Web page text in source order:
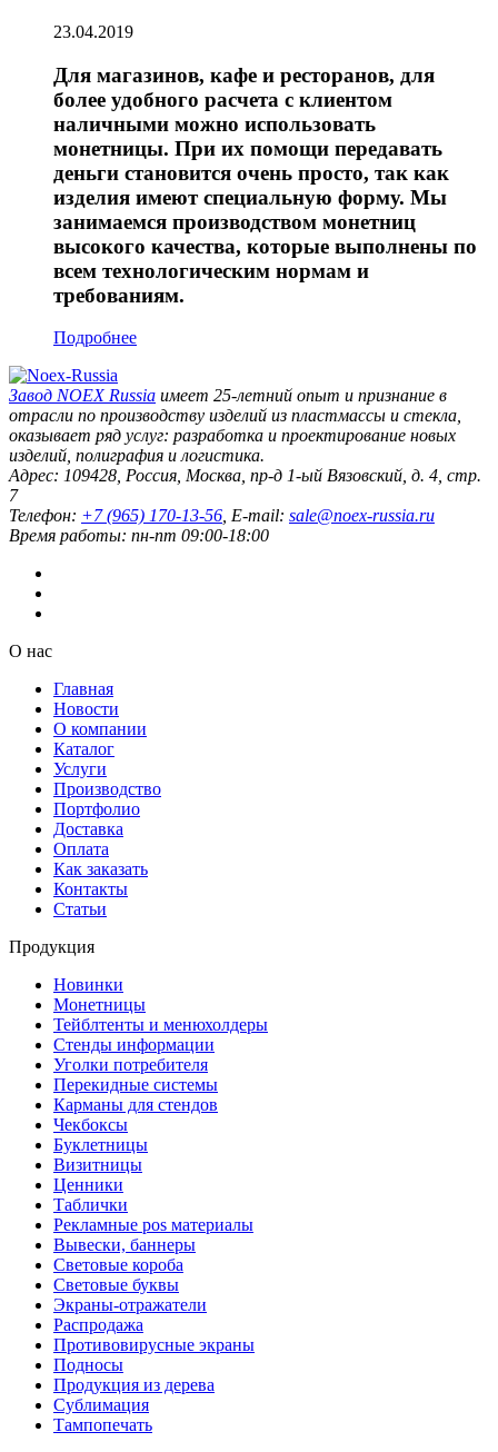
23.04.2019
Для магазинов, кафе и ресторанов, для
более удобного расчета с клиентом
наличными можно использовать
монетницы. При их помощи передавать
деньги становится очень просто, так как
изделия имеют специальную форму. Мы
занимаемся производством монетниц
высокого качества, которые выполнены по
всем технологическим нормам и
требованиям.
Подробнее
Завод NOEX Russia имеет 25-летний опыт и признание в
отрасли по производству изделий из пластмассы и стекла,
оказывает ряд услуг: разработка и проектирование новых
изделий, полиграфия и логистика.
Адрес: 109428 Россия Москва пр-д 1-ый Вязовский, д. 4, стр.
7
Телефон: +7 (965) 170-13-56 , E-mail: sale@noex-russia.ru
Время работы: пн-пт 09:00-18:00
О нас
Главная
Новости
О компании
Каталог
Услуги
Производство
Портфолио
Доставка
Оплата
Как заказать
Контакты
Статьи
Продукция
Новинки
Монетницы
Тейблтенты и менюхолдеры
Стенды информации
Уголки потребителя
Перекидные системы
Карманы для стендов
Чекбоксы
Буклетницы
Визитницы
Ценники
Таблички
Рекламные pos материалы
Вывески, баннеры
Световые короба
Световые буквы
Экраны-отражатели
Распродажа
Противовирусные экраны
Подносы
Продукция из дерева
Сублимация
Тампопечать